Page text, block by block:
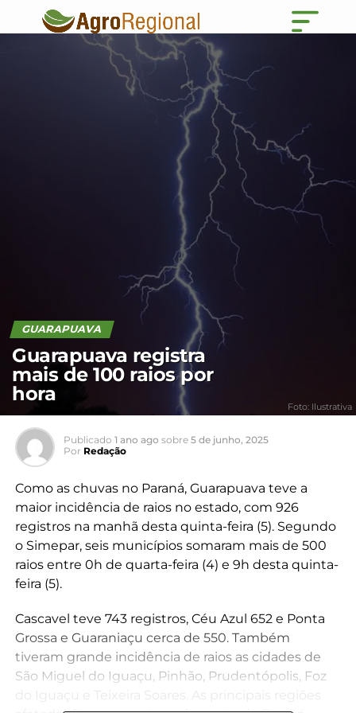
GUARAPUAVA
Guarapuava registra
mais de 100 raios por
hora
Foto: Ilustrativa
Publicado 1 ano ago sobre 5 de junho, 2025
Por Redação
Como as chuvas no Paraná, Guarapuava teve a
maior incidência de raios no estado, com 926
registros na manhã desta quinta-feira (5). Segundo
o Simepar, seis municípios somaram mais de 500
raios entre 0h de quarta-feira (4) e 9h desta quinta-
feira (5).
Cascavel teve 743 registros, Céu Azul 652 e Ponta
Grossa e Guaraniaçu cerca de 550. Também
tiveram grande incidência de raios as cidades de
São Miguel do Iguaçu, Pinhão, Prudentópolis, Foz